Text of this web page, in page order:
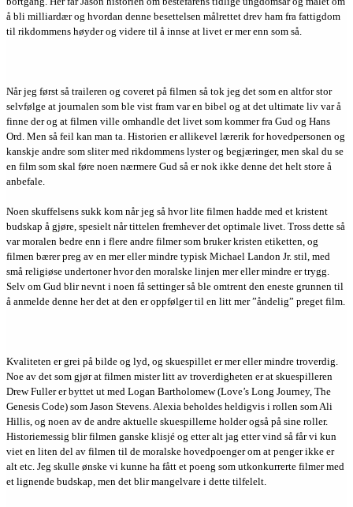
å bli milliardær og hvordan denne besettelsen målrettet drev ham fra fattigdom
til rikdommens høyder og videre til å innse at livet er mer enn som så.
Når jeg først så traileren og coveret på filmen så tok jeg det som en altfor stor
selvfølge at journalen som ble vist fram var en bibel og at det ultimate liv var å
finne der og at filmen ville omhandle det livet som kommer fra Gud og Hans
Ord. Men så feil kan man ta. Historien er allikevel lærerik for hovedpersonen og
kanskje andre som sliter med rikdommens lyster og begjæringer, men skal du se
en film som skal føre noen nærmere Gud så er nok ikke denne det helt store å
anbefale.
Noen skuffelsens sukk kom når jeg så hvor lite filmen hadde med et kristent
budskap å gjøre, spesielt når tittelen fremhever det optimale livet. Tross dette så
var moralen bedre enn i flere andre filmer som bruker kristen etiketten, og
filmen bærer preg av en mer eller mindre typisk Michael Landon Jr. stil, med
små religiøse undertoner hvor den moralske linjen mer eller mindre er trygg.
Selv om Gud blir nevnt i noen få settinger så ble omtrent den eneste grunnen til
å anmelde denne her det at den er oppfølger til en litt mer ”åndelig” preget film.
Kvaliteten er grei på bilde og lyd, og skuespillet er mer eller mindre troverdig.
Noe av det som gjør at filmen mister litt av troverdigheten er at skuespilleren
Drew Fuller er byttet ut med Logan Bartholomew (Love’s Long Journey, The
Genesis Code) som Jason Stevens. Alexia beholdes heldigvis i rollen som Ali
Hillis, og noen av de andre aktuelle skuespillerne holder også på sine roller.
Historiemessig blir filmen ganske klisjé og etter alt jag etter vind så får vi kun
viet en liten del av filmen til de moralske hovedpoenger om at penger ikke er
alt etc. Jeg skulle ønske vi kunne ha fått et poeng som utkonkurrerte filmer med
et lignende budskap, men det blir mangelvare i dette tilfelelt.